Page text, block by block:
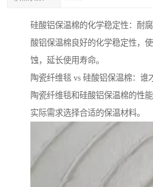
硅酸铝保温棉的化学稳定性：耐
酸铝保温棉良好的化学稳定性，
蚀，延长使用寿命。
陶瓷纤维毯 vs 硅酸铝保温棉：谁
陶瓷纤维毯和硅酸铝保温棉的性
实际需求选择合适的保温材料。